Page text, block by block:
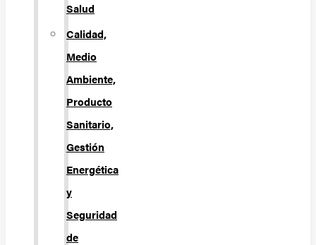
Salud
Calidad,
Medio
Ambiente,
Producto
Sanitario,
Gestión
Energética
y
Seguridad
de